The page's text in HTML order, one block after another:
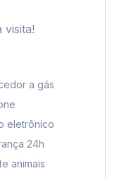
visita!
a gás
eletrônico
24h
animais